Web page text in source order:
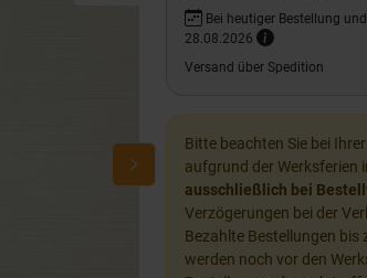
Bei heutiger Bestellung
28.08.2026
Versand über Spedition
Bitte beachten Sie bei
aufgrund der Werksferien
ausschließlich bei
Verzögerungen bei der
Bezahlte Bestellungen bis
werden noch vor den